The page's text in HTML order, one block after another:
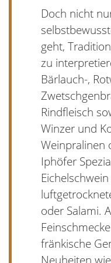
Doch nicht
geht,
zu
Bärlauch-,
Rindfleisch
Winzer und
Weinpralinen
Iphöfer
oder Salami.
fränkische